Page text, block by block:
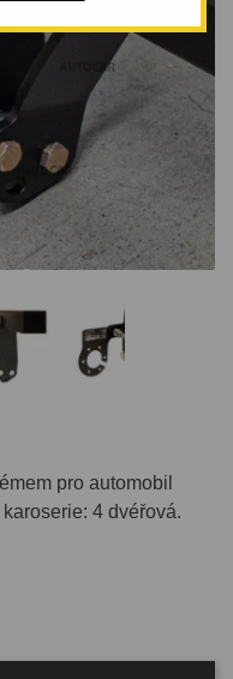
pro automobil
4 dvéřová.